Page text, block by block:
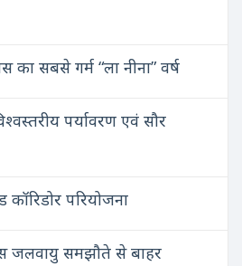
का सबसे गर्म “ला नीना” वर्ष
पर्यावरण एवं सौर
कॉरिडोर परियोजना
जलवायु समझौते से बाहर